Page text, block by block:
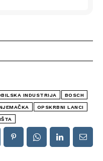
INDUSTRIJA BOSCH
OPSKRBNI LANCI